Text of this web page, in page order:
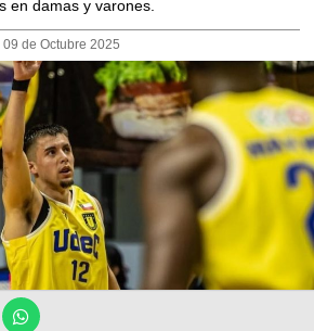
en damas y varones.
09 de Octubre 2025
